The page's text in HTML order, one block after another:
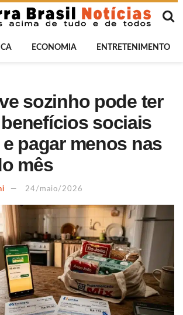
ECONOMIA ENTRETENIMENTO
sozinho pode ter
sociais
e pagar menos nas
mês
24/maio/2026